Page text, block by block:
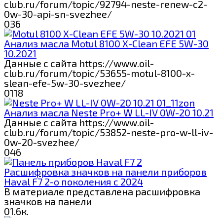
club.ru/forum/topic/92794-neste-renew-c2-
0w-30-api-sn-svezhee/
036
Анализ масла Motul 8100 X-Сlean EFE 5W-30
10.2021
Данные с сайта https://www.oil-
club.ru/forum/topic/53655-motul-8100-x-
slean-efe-5w-30-svezhee/
0118
Анализ масла Neste Pro+ W LL-IV 0W-20 10.21
Данные с сайта https://www.oil-
club.ru/forum/topic/53852-neste-pro-w-ll-iv-
0w-20-svezhee/
046
Расшифровка значков на панели приборов
Haval F7 2-о поколения с 2024
В материале представлена расшифровка
значков на панели
01.6к.